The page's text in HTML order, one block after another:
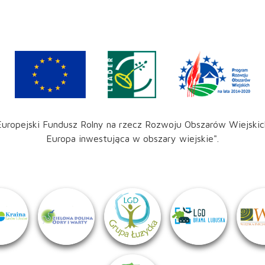
Fundusz Rolny na rzecz Rozwoju Obszarów
Europa inwestująca w obszary wiejskie".